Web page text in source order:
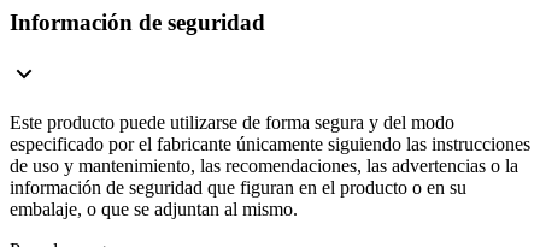
Información de seguridad
Este producto puede utilizarse de forma segura y del modo
especificado por el fabricante únicamente siguiendo las instrucciones
de uso y mantenimiento, las recomendaciones, las advertencias o la
información de seguridad que figuran en el producto o en su
embalaje, o que se adjuntan al mismo.